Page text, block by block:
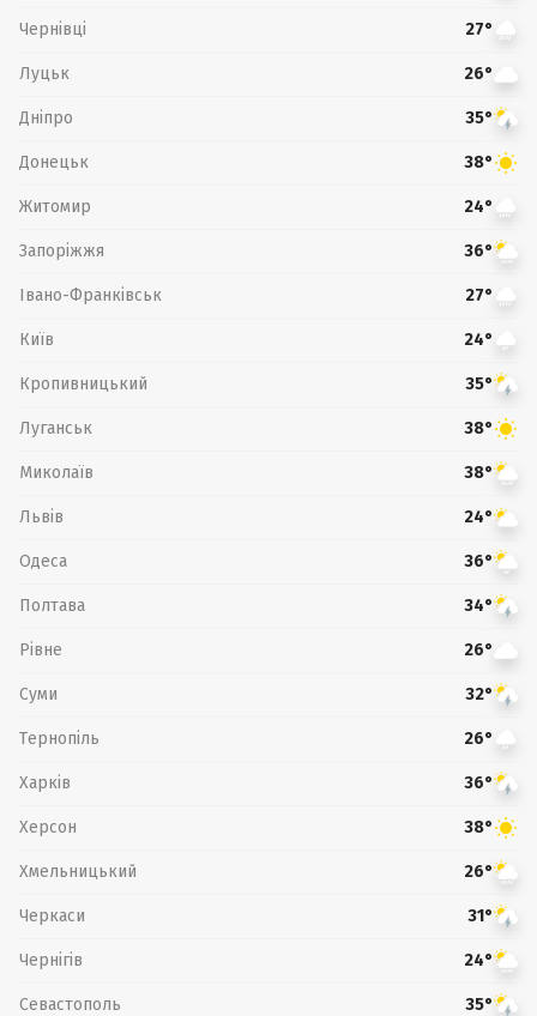
Чернівці 27°
Луцьк 26°
Дніпро 35°
Донецьк 38°
Житомир 24°
Запоріжжя 36°
Івано-Франківськ 27°
Київ 24°
Кропивницький 35°
Луганськ 38°
Миколаїв 38°
Львів 24°
Одеса 36°
Полтава 34°
Рівне 26°
Суми 32°
Тернопіль 26°
Харків 36°
Херсон 38°
Хмельницький 26°
Черкаси 31°
Чернігів 24°
Севастополь 35°